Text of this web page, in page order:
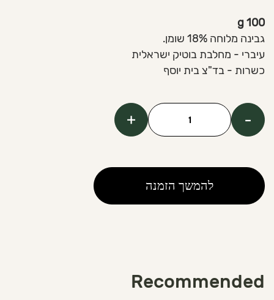
100 g
גבינה מלוחה 18% שומן.
עיברי - מחלבת בוטיק ישראלית
כשרות - בד"צ בית יוסף
כמות
Jibin
-
+
להמשך הזמנה
Recommended